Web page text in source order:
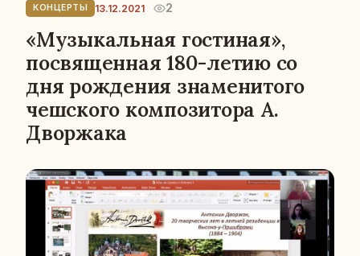
КОНЦЕРТЫ 13.12.2021 2
«Музыкальная гостиная»,
посвященная 180-летию со
дня рождения знаменитого
чешского композитора А.
Дворжака